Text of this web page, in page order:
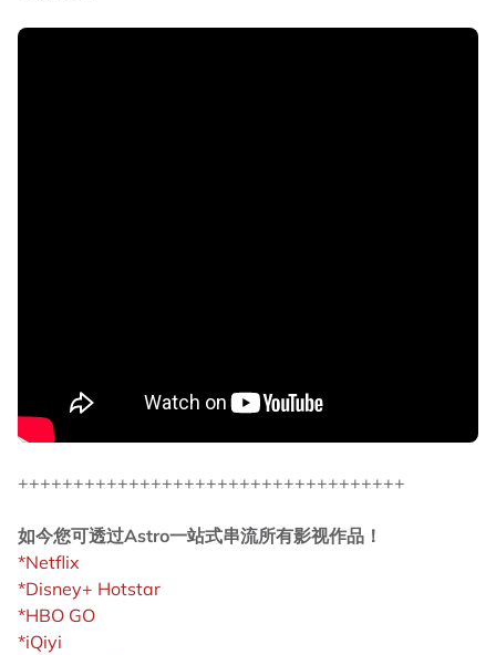
+++++++++++++++++++++++++++++++++++
如今您可透过Astro一站式串流所有影视作品！
*Netflix
*Disney+ Hotstar
*HBO GO
*iQiyi